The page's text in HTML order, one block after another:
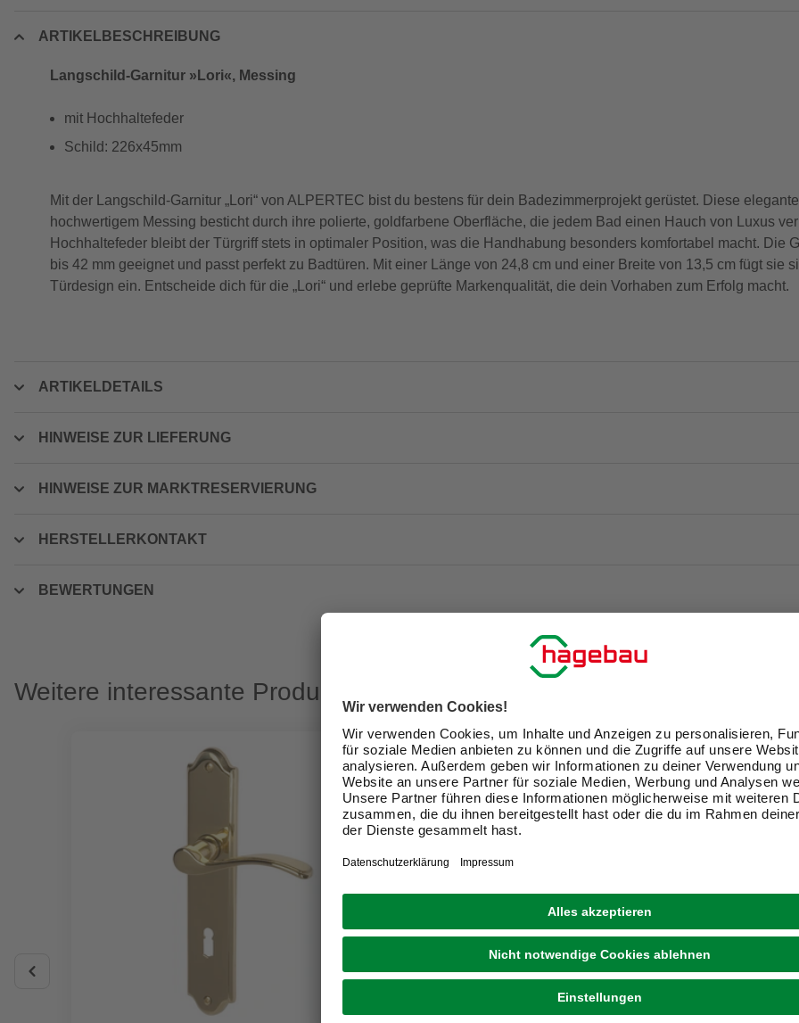
ARTIKELBESCHREIBUNG
Langschild-Garnitur »Lori«, Messing
mit Hochhaltefeder
Schild: 226x45mm
Mit der Langschild-Garnitur „Lori“ von ALPERTEC bist du bestens für dein Badezimmerprojekt gerüstet. Diese
hochwertigem Messing besticht durch ihre polierte, goldfarbene Oberfläche, die jedem Bad einen Hauch von Luxus
Hochhaltefeder bleibt der Türgriff stets in optimaler Position, was die Handhabung besonders komfortabel macht. Die
bis 42 mm geeignet und passt perfekt zu Badtüren. Mit einer Länge von 24,8 cm und einer Breite von 13,5 cm fügt sie
Türdesign ein. Entscheide dich für die „Lori“ und erlebe geprüfte Markenqualität, die dein Vorhaben zum Erfolg macht.
ARTIKELDETAILS
HINWEISE ZUR LIEFERUNG
HINWEISE ZUR MARKTRESERVIERUNG
HERSTELLERKONTAKT
BEWERTUNGEN
Weitere interessante Produkte